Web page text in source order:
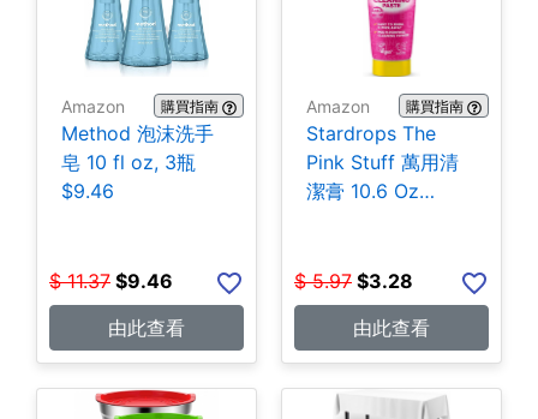
Amazon 購買指南
Method 泡沫洗手
皂 10 fl oz, 3瓶
$9.46
$ 11.37 $9.46
由此查看
Amazon 購買指南
Stardrops The
Pink Stuff 萬用清
潔膏 10.6 Oz
$ 5.97 $3.28
由此查看